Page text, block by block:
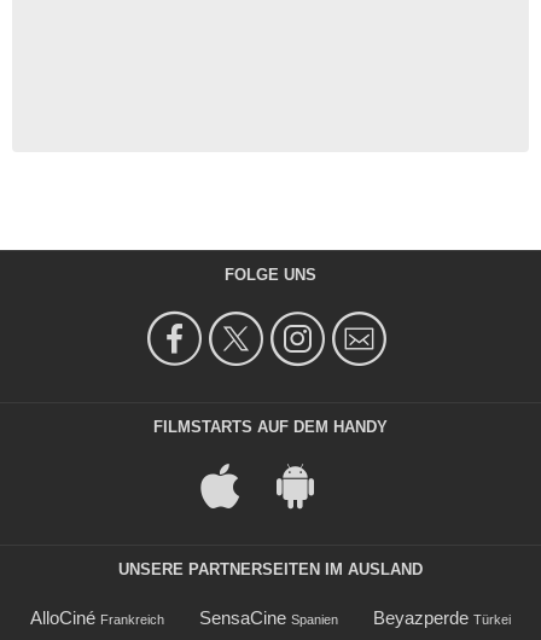
FOLGE UNS
FILMSTARTS AUF DEM HANDY
UNSERE PARTNERSEITEN IM AUSLAND
AlloCiné Frankreich SensaCine Spanien Beyazperde Türkei